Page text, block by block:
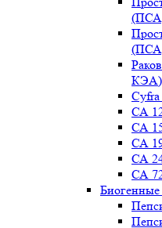
КЭА)
Сyfra
СА
СА
СА
СА
СА